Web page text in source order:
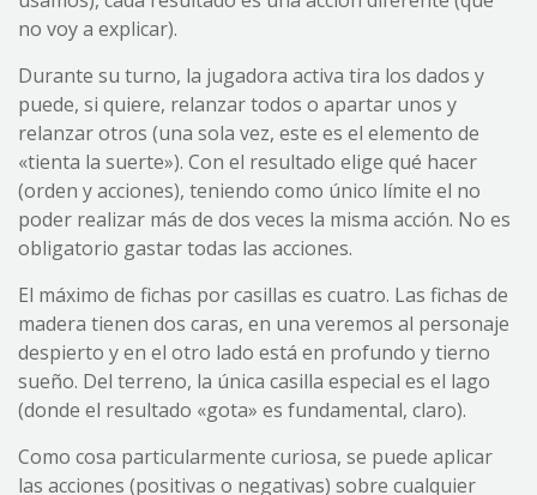
no voy a explicar).
Durante su turno, la jugadora activa tira los dados y
puede, si quiere, relanzar todos o apartar unos y
relanzar otros (una sola vez, este es el elemento de
«tienta la suerte»). Con el resultado elige qué hacer
(orden y acciones), teniendo como único límite el no
poder realizar más de dos veces la misma acción. No es
obligatorio gastar todas las acciones.
El máximo de fichas por casillas es cuatro. Las fichas de
madera tienen dos caras, en una veremos al personaje
despierto y en el otro lado está en profundo y tierno
sueño. Del terreno, la única casilla especial es el lago
(donde el resultado «gota» es fundamental, claro).
Como cosa particularmente curiosa, se puede aplicar
las acciones (positivas o negativas) sobre cualquier